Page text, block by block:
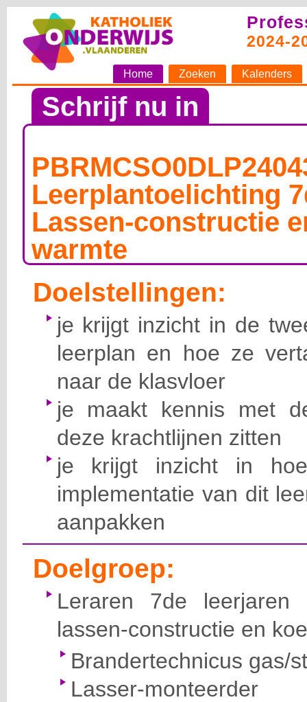
2024-
Home Zoeken Kalenders
Schrijf nu in
Leerplantoelichting
Lassen-constructie
warmte
Doelstellingen:
je krijgt inzicht in de
leerplan en hoe ze
naar de klasvloer
je maakt kennis met
deze krachtlijnen zitten
je krijgt inzicht in
implementatie van dit
aanpakken
Doelgroep:
Leraren 7de leerjaren
lassen-constructie en
Brandertechnicus gas/
Lasser-monteerder